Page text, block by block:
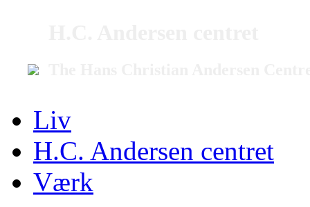
Liv
H.C. Andersen centret
Værk